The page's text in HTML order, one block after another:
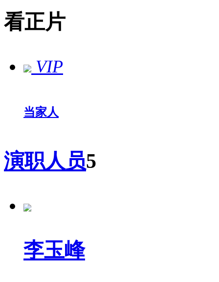
看正片
VIP
当家人
演职人员5
李玉峰